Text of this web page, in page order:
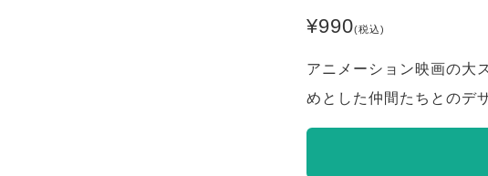
¥990(税込)
アニメーション映画の大
めとした仲間たちとのデ